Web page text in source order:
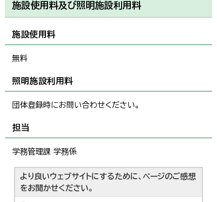
施設使用料及び照明施設利用料
施設使用料
無料
照明施設利用料
団体登録時にお問い合わせください。
担当
学務管理課 学務係
より良いウェブサイトにするために、ページのご感想
をお聞かせください。